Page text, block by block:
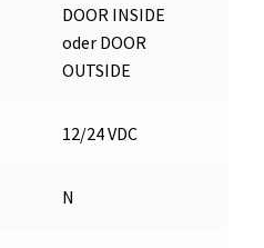
DOOR INSIDE
oder DOOR
OUTSIDE
12/24 VDC
N